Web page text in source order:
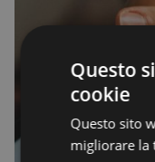
Questo
cookie
Questo sito
migliorare la